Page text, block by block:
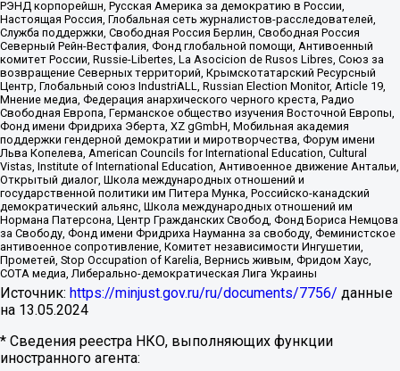
РЭНД корпорейшн, Русская Америка за демократию в России,
Настоящая Россия, Глобальная сеть журналистов-расследователей,
Служба поддержки, Свободная Россия Берлин, Свободная Россия
Северный Рейн-Вестфалия, Фонд глобальной помощи, Антивоенный
комитет России, Russie-Libertes, La Asocicion de Rusos Libres, Союз за
возвращение Северных территорий, Крымскотатарский Ресурсный
Центр, Глобальный союз IndustriALL, Russian Election Monitor, Article 19,
Мнение медиа, Федерация анархического черного креста, Радио
Свободная Европа, Германское общество изучения Восточной Европы,
Фонд имени Фридриха Эберта, XZ gGmbH, Мобильная академия
поддержки гендерной демократии и миротворчества, Форум имени
Льва Копелева, American Councils for International Education, Cultural
Vistas, Institute of International Education, Антивоенное движение Антальи,
Открытый диалог, Школа международных отношений и
государственной политики им Питера Мунка, Российско-канадский
демократический альянс, Школа международных отношений им
Нормана Патерсона, Центр Гражданских Свобод, Фонд Бориса Немцова
за Свободу, Фонд имени Фридриха Науманна за свободу, Феминистское
антивоенное сопротивление, Комитет независимости Ингушетии,
Прометей, Stop Occupation of Karelia, Вернись живым, Фридом Хаус,
СОТА медиа, Либерально-демократическая Лига Украины
Источник: https://minjust.gov.ru/ru/documents/7756/ данные
на 13.05.2024
* Сведения реестра НКО, выполняющих функции
иностранного агента: